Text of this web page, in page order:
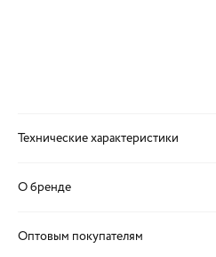
Технические характеристики
О бренде
Оптовым покупателям